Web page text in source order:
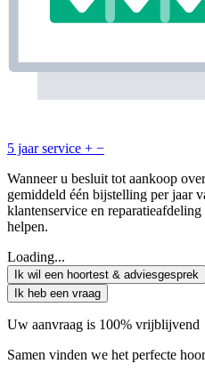
5 jaar service + −
Wanneer u besluit tot aankoop
gemiddeld één bijstelling per jaar
klantenservice en
helpen.
Loading...
Ik wil een hoortest & adviesgesprek
Ik heb een vraag
Uw aanvraag is 100% vrijblijvend
Samen vinden we het perfecte